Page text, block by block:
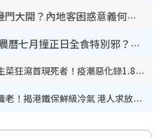
香港山邊鐵閘邊門大開？內地客困惑意義何在！網民神回覆：呢種叫法理性防禦
鬼門開2026｜農曆七月撞正日全食特別邪？專家警告切忌做一事！揭4大禁忌+2招保平安
奪命寄生蟲｜食生菜狂瀉首現死者！疫潮惡化錄1.8萬宗病例 揭洗菜3大謬誤
內地客歎港人唔識老！揭港鐵保鮮級冷氣 港人求放過：咪投訴